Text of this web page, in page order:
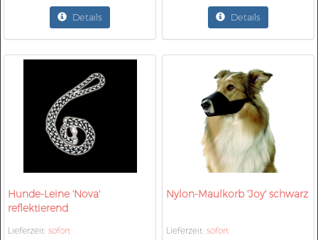
Details Details
Hunde-Leine 'Nova'
reflektierend
Lieferzeit: sofort
Nylon-Maulkorb 'Joy' schwarz
Lieferzeit: sofort